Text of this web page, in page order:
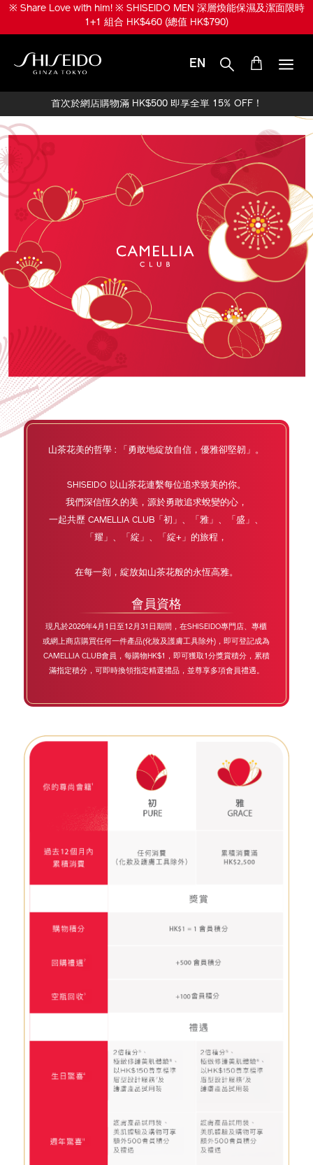
※ 升級份量兼享皇牌產品！※ SHISEIDO MEN 煥能肌活免疫再生精華
限時 1+1 組合 HK$950 (總值 HK$1,520)
EN
首次於網店購物滿 HK$500 即享全單 15% OFF！
⼭茶花美的哲學 : 「勇敢地綻放⾃信，優雅卻堅韌」。
SHISEIDO 以⼭茶花連繫每位追求致美的你。
我們深信恆久的美，源於勇敢追求蛻變的⼼，
一起共歷 CAMELLIA CLUB「初」、「雅」、「盛」、
「耀」、「綻」、「綻+」的旅程，
在每一刻，綻放如山茶花般的永恆高雅。
會員資格
現凡於2026年4月1日至12月31日期間，在SHISEIDO專門店、專櫃
或網上商店購買任何一件產品(化妝及護膚工具除外)，即可登記成為
CAMELLIA CLUB會員，每購物HK$1， 即可獲取1分獎賞積分，累積
滿指定積分，可即時換領指定精選禮品，並尊享多項會員禮遇。